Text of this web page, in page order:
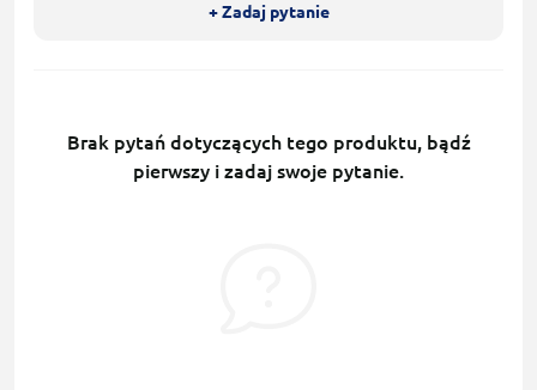
+ Zadaj pytanie
Brak pytań dotyczących tego produktu, bądź
pierwszy i zadaj swoje pytanie.